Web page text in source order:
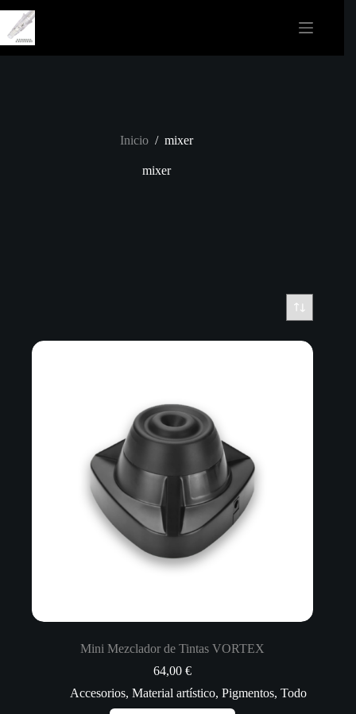
contenido
Inicio / mixer
mixer
Mini Mezclador de Tintas VORTEX
64,00€
Accesorios,Material artístico,Pigmentos,Todo